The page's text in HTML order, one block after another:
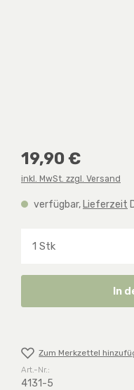
Regulärer Preis:
19,90 €
inkl. MwSt. zzgl. Versand
verfügbar, Lieferzeit
In
Zum Merkzettel
Art.-Nr.:
4131-5